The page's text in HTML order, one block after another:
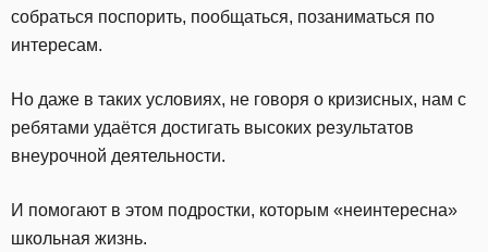
собраться поспорить, пообщаться, позаниматься по
интересам.
Но даже в таких условиях, не говоря о кризисных, нам с
ребятами удаётся достигать высоких результатов
внеурочной деятельности.
И помогают в этом подростки, которым «неинтересна»
школьная жизнь.